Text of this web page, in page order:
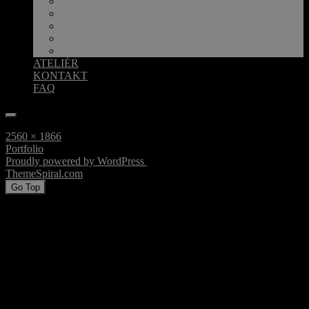
ATELIÉR
KONTAKT
FAQ
Search
for:
Full
size
2560 × 1866
Navigace
pro
příspěvek
Portfolio
Proudly powered by WordPress
ThemeSpiral.com
Go Top